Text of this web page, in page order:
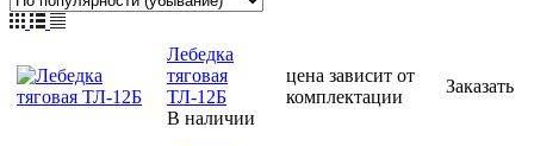
Лебедка
тяговая
ТЛ-12Б
В наличии
цена зависит от
комплектации
Заказать